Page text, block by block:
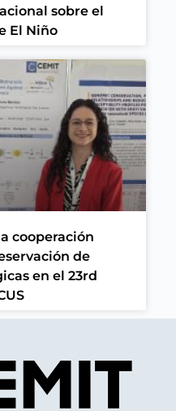
sobre el
El Niño
cooperación
de
en el 23rd